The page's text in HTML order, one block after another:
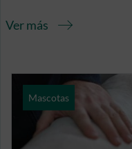
Ver más
Mascotas